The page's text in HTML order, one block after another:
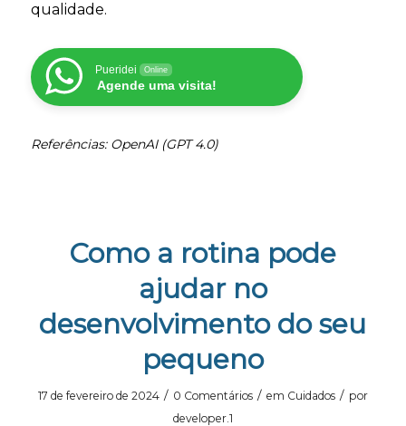
qualidade.
Pueridei Online
Agende uma visita!
Referências: OpenAI (GPT 4.0)
Como a rotina pode
ajudar no
desenvolvimento do seu
pequeno
17 de fevereiro de 2024 / 0 Comentários / em Cuidados / por
developer.1